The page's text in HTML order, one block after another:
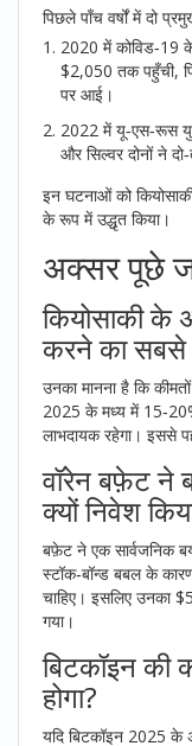
पिछले पाँच वर्षों में दो
2020 में कोविड‑19
$2,050 तक पहुँची,
पर आई।
2022 में यू‑एस‑रूस
और सिल्वर दोनों ने
इन घटनाओं को
के रूप में उद्धृत किया।
अक्सर पूछे
कियोसाकी के
करने का सबसे
उनका मानना है कि
2025 के मध्य में
लाभदायक रहेगा। इससे
वॉरेन बफ़ेट ने
क्यों निवेश
बफ़ेट ने एक सार्वजनिक
स्टॉक‑बॉन्ड बबल के
चाहिए। इसलिए उनका
गया।
बिटकॉइन की
होगा?
यदि बिटकॉइन 2025 के